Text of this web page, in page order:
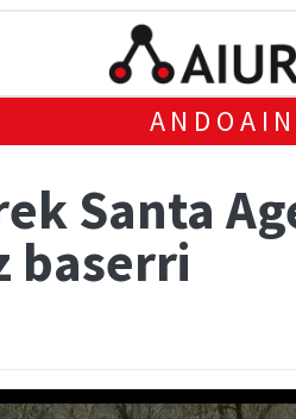
ANDOAIN
Santa
baserri